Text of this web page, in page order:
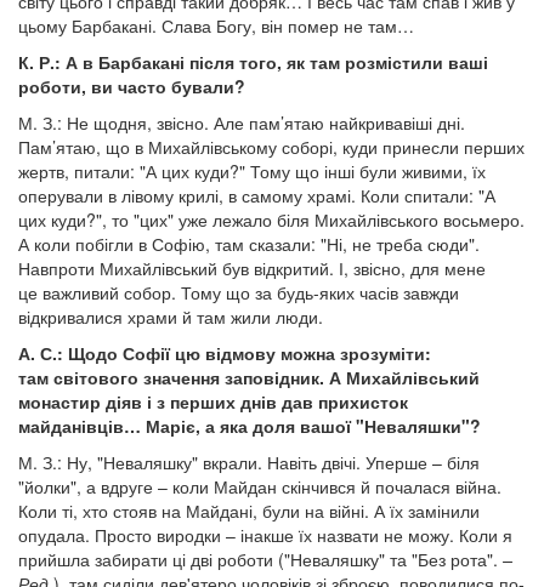
цьому Барбакані. Слава Богу, він помер не там…
К. Р.: А в Барбакані після того, як там розмістили ваші
роботи, ви часто бували?
М. З.: Не щодня, звісно. Але пам’ятаю найкривавіші дні.
Пам’ятаю, що в Михайлівському соборі, куди принесли перших
жертв, питали: "А цих куди?" Тому що інші були живими, їх
оперували в лівому крилі, в самому храмі. Коли спитали: "А
цих куди?", то "цих" уже лежало біля Михайлівського восьмеро.
А коли побігли в Софію, там сказали: "Ні, не треба сюди".
Навпроти Михайлівський був відкритий. І, звісно, для мене
це важливий собор. Тому що за будь-яких часів завжди
відкривалися храми й там жили люди.
А. С.: Щодо Софії цю відмову можна зрозуміти:
там світового значення заповідник. А Михайлівський
монастир діяв і з перших днів дав прихисток
майданівців… Маріє, а яка доля вашої "Неваляшки"?
М. З.: Ну, "Неваляшку" вкрали. Навіть двічі. Уперше – біля
"йолки", а вдруге – коли Майдан скінчився й почалася війна.
Коли ті, хто стояв на Майдані, були на війні. А їх замінили
опудала. Просто виродки – інакше їх назвати не можу. Коли я
прийшла забирати ці дві роботи ("Неваляшку" та "Без рота". –